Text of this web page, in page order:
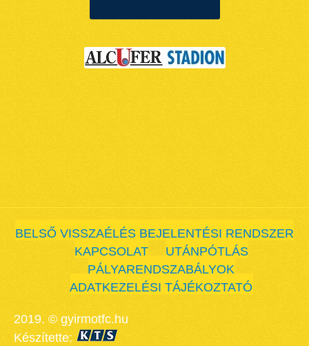
BELSŐ VISSZAÉLÉS BEJELENTÉSI RENDSZER
KAPCSOLAT
UTÁNPÓTLÁS
PÁLYARENDSZABÁLYOK
ADATKEZELÉSI TÁJÉKOZTATÓ
2019. © gyirmotfc.hu
Készítette: